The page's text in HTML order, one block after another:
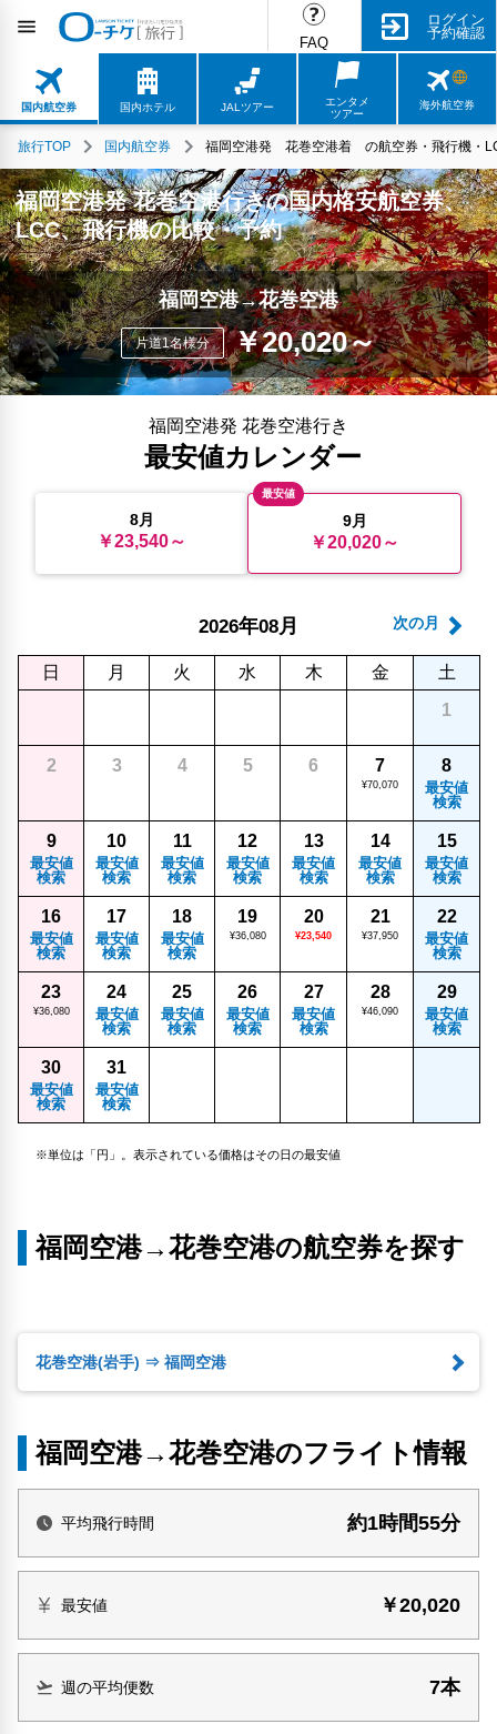
FAQ
ログイン
予約確認
国内航空券 国内ホテル JALツアー
エンタメ
ツアー
海外航空券
旅行TOP 国内航空券 福岡空港発 花巻空港着 の航空券・飛行機・
福岡空港発 花巻空港行きの国内格安航空券、
LCC、飛行機の比較・予約
福岡空港→花巻空港
片道1名様分 ￥20,020～
福岡空港発 花巻空港行き
最安値カレンダー
8月
￥23,540～
最安値
9月
￥20,020～
次の月
2026年08月
日 月 火 水 木 金
土
1
2 3 4 5 6 7
¥70,070
8
最安値
検索
9
最安値
検索
10
最安値
検索
11
最安値
検索
12
最安値
検索
13
最安値
検索
14
最安値
検索
15
最安値
検索
16
最安値
検索
17
最安値
検索
18
最安値
検索
19
¥36,080
20
¥23,540
21
¥37,950
22
最安値
検索
23
¥36,080
24
最安値
検索
25
最安値
検索
26
最安値
検索
27
最安値
検索
28
¥46,090
29
最安値
検索
30
最安値
検索
31
最安値
検索
※単位は「円」。表示されている価格はその日の最安値
福岡空港→花巻空港の航空券を探す
花巻空港(岩手) ⇒ 福岡空港
福岡空港→花巻空港のフライト情報
平均飛行時間 約1時間55分
最安値 ￥20,020
週の平均便数 7本